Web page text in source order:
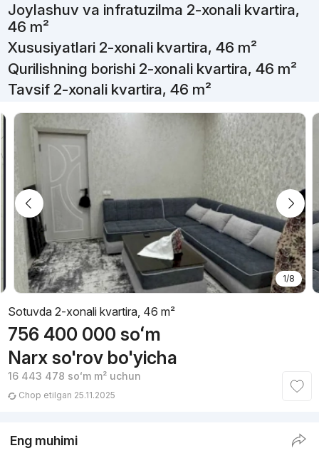
Joylashuv va infratuzilma 2-xonali kvartira,
46 m²
Xususiyatlari 2-xonali kvartira, 46 m²
Qurilishning borishi 2-xonali kvartira, 46 m²
Tavsif 2-xonali kvartira, 46 m²
1/8
Sotuvda 2-xonali kvartira, 46 m²
756 400 000 soʻm
Narx so'rov bo'yicha
16 443 478 soʻmm² uchun
Chop etilgan 25.11.2025
Eng muhimi